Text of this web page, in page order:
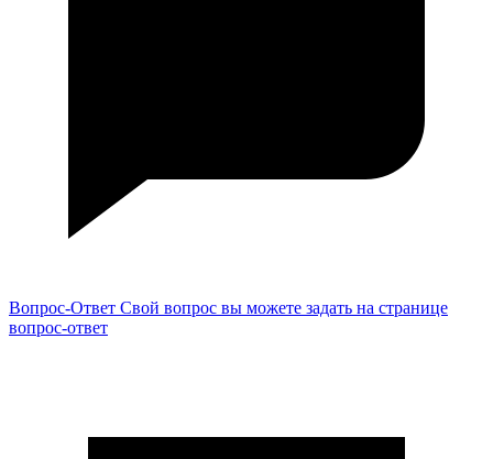
Вопрос-Ответ Свой вопрос вы можете задать на странице
вопрос-ответ